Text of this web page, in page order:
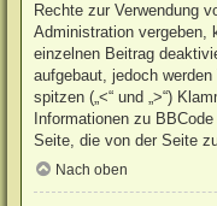
Rechte zur Verwendung
Administration vergeben,
einzelnen Beitrag
aufgebaut, jedoch werden
spitzen („<“ und „>“)
Informationen zu
Seite, die von der Seite
Nach oben